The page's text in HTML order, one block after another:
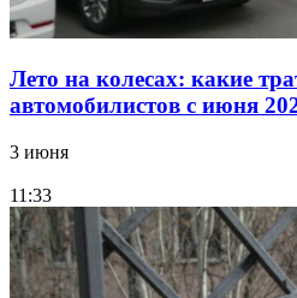
Лето на колесах: какие
автомобилистов с июня
3 июня
11:33